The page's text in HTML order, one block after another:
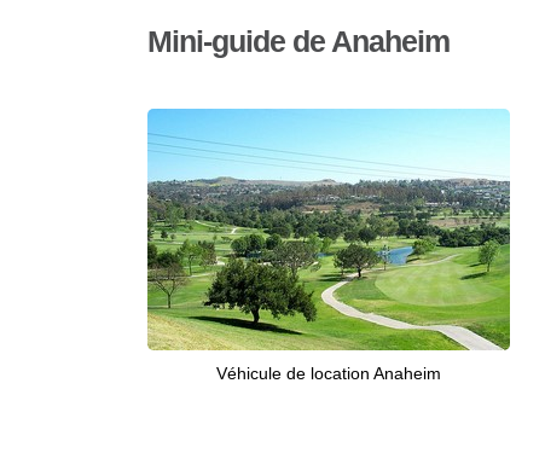
Mini-guide de Anaheim
Véhicule de location Anaheim